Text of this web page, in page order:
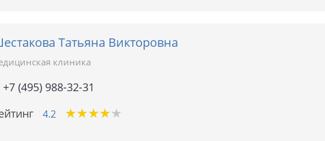
Татьяна Викторовна
клиника
+7 (495) 988-32-31
4.2 ★★★★★
★★★★★